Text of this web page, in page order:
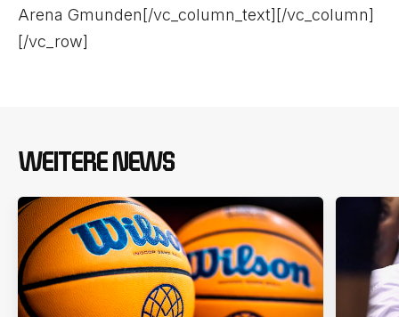
Arena Gmunden[/vc_column_text][/vc_column]
[/vc_row]
WEITERE NEWS